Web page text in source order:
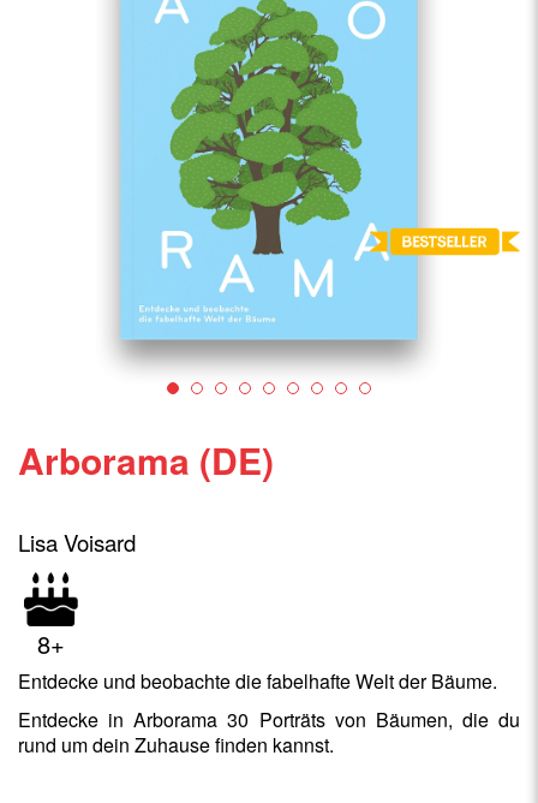
Arborama (DE)
Lisa Voisard
8+
Entdecke und beobachte die fabelhafte Welt der Bäume.
Entdecke in Arborama 30 Porträts von Bäumen, die du
rund um dein Zuhause finden kannst.